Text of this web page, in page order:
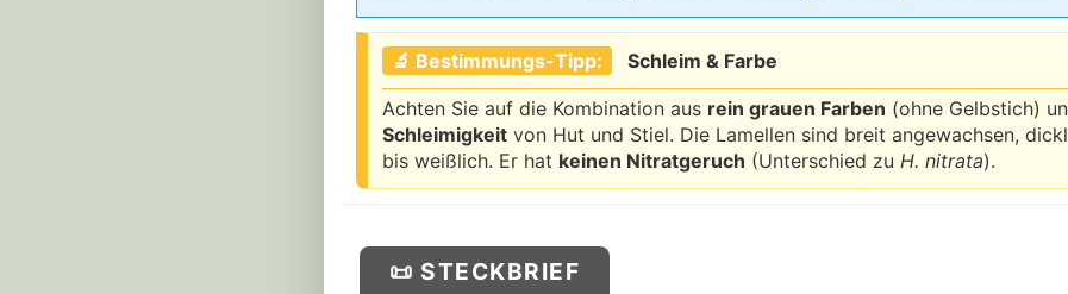
🔬 Bestimmungs-Tipp:
Schleim & Farbe
Achten Sie auf die Kombination aus rein grauen Farben (ohne Gelbstich)
Schleimigkeit von Hut und Stiel. Die Lamellen sind breit angewachsen,
bis weißlich. Er hat keinen Nitratgeruch (Unterschied zu H. nitrata).
📜 STECKBRIEF